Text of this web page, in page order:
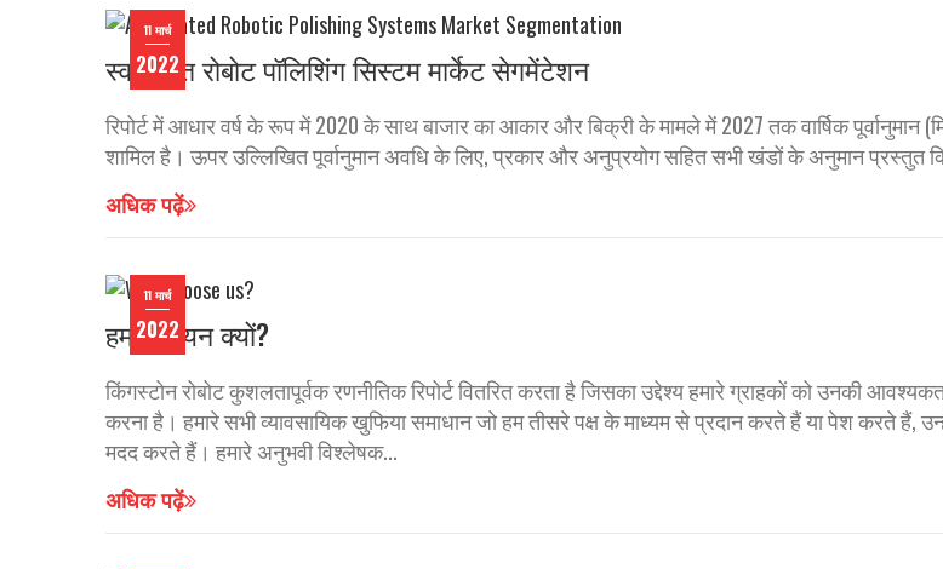
स्वचालित रोबोट पॉलिशिंग सिस्टम मार्केट सेगमेंटेशन
11 मार्च
2022
रिपोर्ट में आधार वर्ष के रूप में 2020 के साथ बाजार का आकार और बिक्री के मामले में 2027 तक वार्षिक पूर्वानुमान
शामिल है। ऊपर उल्लिखित पूर्वानुमान अवधि के लिए, प्रकार और अनुप्रयोग सहित सभी खंडों के अनुमान प्रस्तुत
अधिक पढ़ें
हमारा चयन क्यों?
11 मार्च
2022
किंगस्टोन रोबोट कुशलतापूर्वक रणनीतिक रिपोर्ट वितरित करता है जिसका उद्देश्य हमारे ग्राहकों को उनकी
करना है। हमारे सभी व्यावसायिक खुफिया समाधान जो हम तीसरे पक्ष के माध्यम से प्रदान करते हैं या पेश करते हैं,
मदद करते हैं। हमारे अनुभवी विश्लेषक...
अधिक पढ़ें